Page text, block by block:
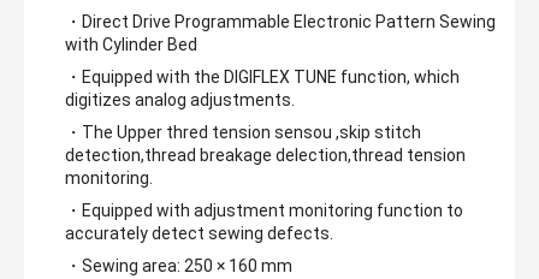
・Direct Drive Programmable Electronic Pattern Sewing
with Cylinder Bed
・Equipped with the DIGIFLEX TUNE function, which
digitizes analog adjustments.
・The Upper thred tension sensou ,skip stitch
detection,thread breakage delection,thread tension
monitoring.
・Equipped with adjustment monitoring function to
accurately detect sewing defects.
・Sewing area: 250 × 160 mm